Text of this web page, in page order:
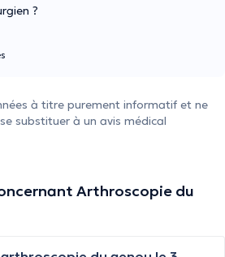
?
à titre purement informatif et ne
substituer à un avis médical
Arthroscopie du